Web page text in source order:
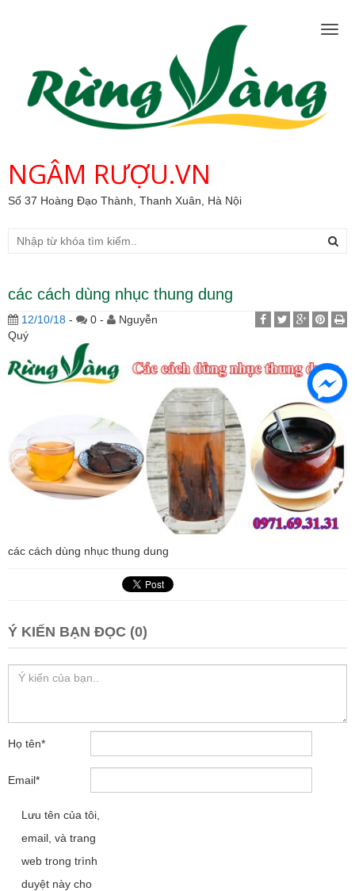
NGÂM RƯỢU.VN
Số 37 Hoàng Đạo Thành, Thanh Xuân, Hà Nội
các cách dùng nhục thung dung
12/10/18 - 0 -
Nguyễn
Quý
các cách dùng nhục thung dung
Ý KIẾN BẠN ĐỌC (0)
Họ tên*
Email*
Lưu tên của tôi,
email, và trang
web trong trình
duyệt này cho